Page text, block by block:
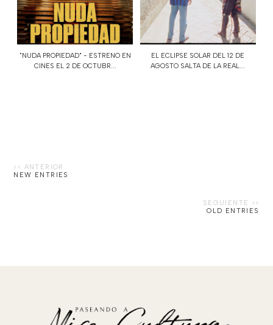
"NUDA PROPIEDAD" - ESTRENO EN
CINES EL 2 DE OCTUBR...
EL ECLIPSE SOLAR DEL 12 DE
AGOSTO SALTA DE LA REAL...
NEW ENTRIES
OLD ENTRIES